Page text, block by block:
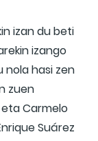
izan du beti
izango
nola hasi zen
zuen
Carmelo
Suárez